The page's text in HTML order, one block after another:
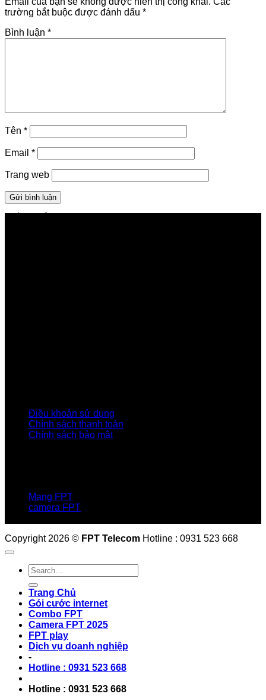
trường bắt buộc được đánh dấu *
Bình luận *
Tên *
Email *
Trang web
Điều khoản sử dụng
Chính sách thanh toán
Chính sách bảo mật
Mạng FPT
camera FPT
Copyright 2026 © FPT Telecom Hotline : 0931 523 668
Trang Chủ
Gói cước internet
Combo FPT
Camera FPT 2025
FPT play
Dịch vụ doanh nghiệp
-
Hotline : 0931 523 668
Hotline : 0931 523 668